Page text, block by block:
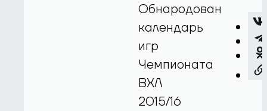
Обнародован
календарь
игр
Чемпионата
ВХЛ
2015/16